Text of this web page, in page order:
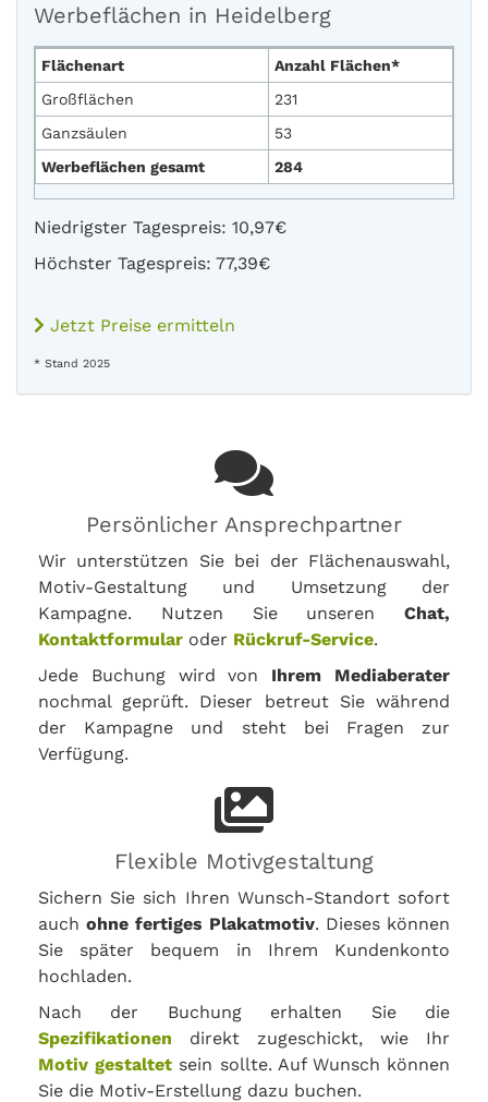
Werbeflächen in Heidelberg
Flächenart
Anzahl Flächen*
Großflächen
231
Ganzsäulen
53
Werbeflächen gesamt
284
Niedrigster Tagespreis: 10,97€
Höchster Tagespreis: 77,39€
Jetzt Preise ermitteln
* Stand 2025
Persönlicher Ansprechpartner
Wir unterstützen Sie bei der Flächenauswahl,
Motiv-Gestaltung und Umsetzung der
Kampagne. Nutzen Sie unseren Chat,
Kontaktformular oder Rückruf-Service.
Jede Buchung wird von Ihrem Mediaberater
nochmal geprüft. Dieser betreut Sie während
der Kampagne und steht bei Fragen zur
Verfügung.
Flexible Motivgestaltung
Sichern Sie sich Ihren Wunsch-Standort sofort
auch ohne fertiges Plakatmotiv. Dieses können
Sie später bequem in Ihrem Kundenkonto
hochladen.
Nach der Buchung erhalten Sie die
Spezifikationen direkt zugeschickt, wie Ihr
Motiv gestaltet sein sollte. Auf Wunsch können
Sie die Motiv-Erstellung dazu buchen.